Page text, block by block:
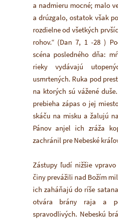
a nadmieru mocné; malo
a drúzgalo, ostatok však
rozdielne od všetkých
rohov.“ (Dan 7, 1 -28 )
scéna posledného dňa:
rieky vydávajú
usmrtených. Ruka pod
na ktorých sú vážené
prebieha zápas o jej
skáču na misku a žalujú
Pánov anjel ich zráža
zachránil pre Nebeské
Zástupy ľudí nižšie
činy prevážili nad Božím
ich zaháňajú do ríše
otvára brány raja a
spravodlivých. Nebeskú